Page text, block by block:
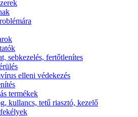
sebkezelés, fertőtlenítes
elleni védekezés
termékek
kullancs, tetű riasztó, kezelő